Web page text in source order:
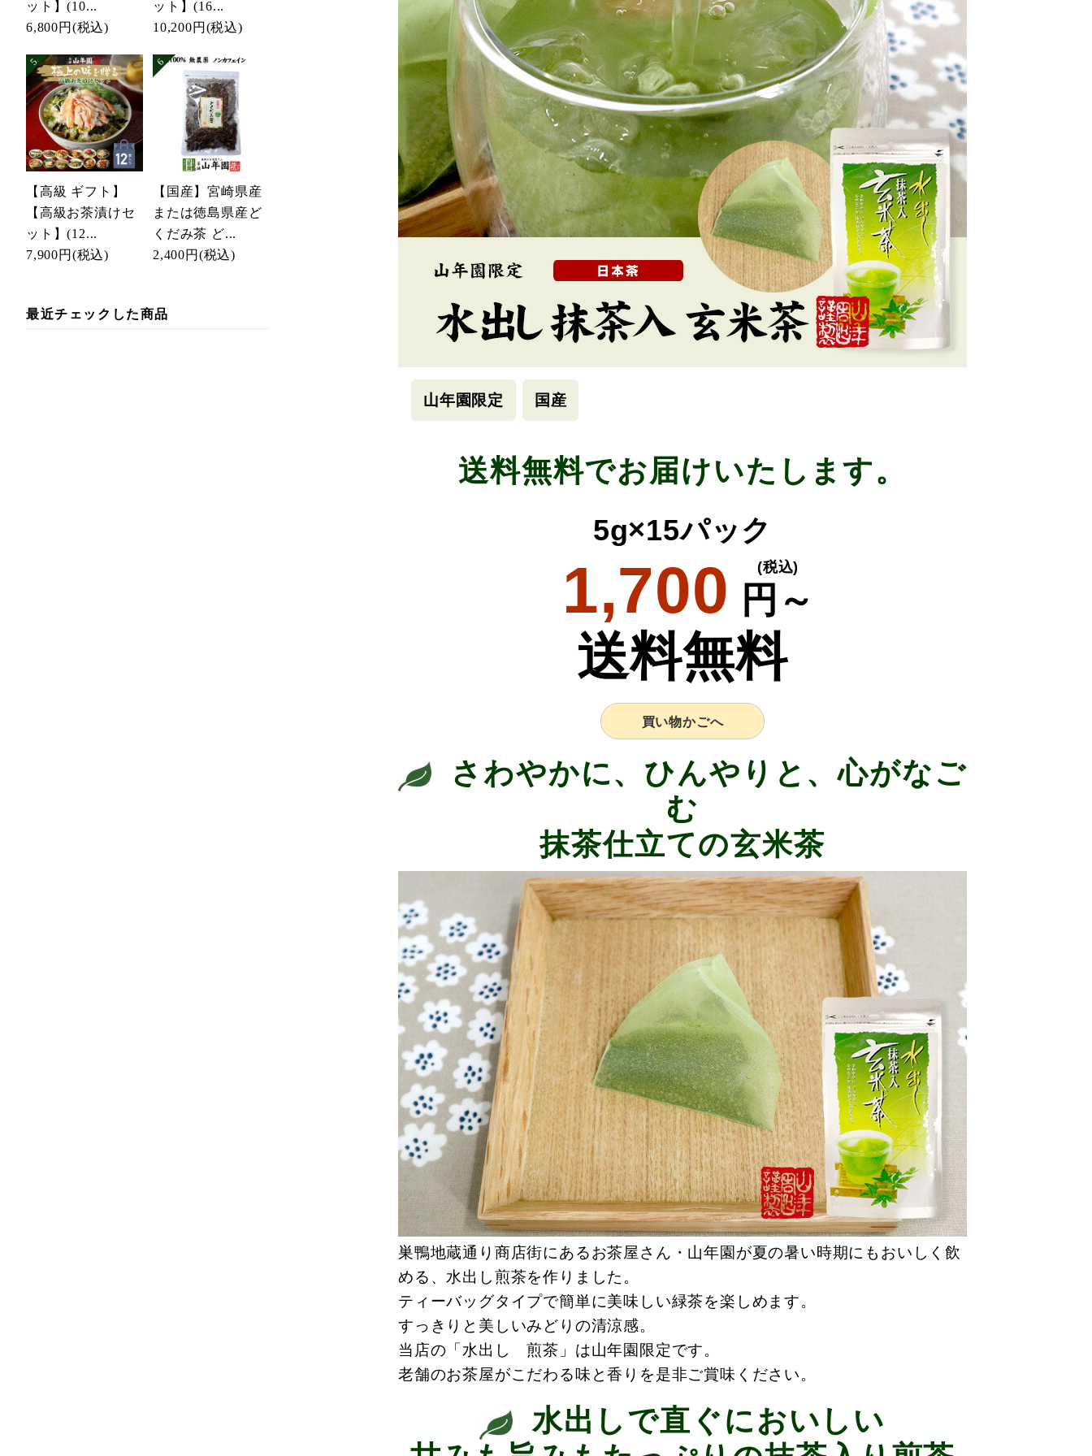
ット】(10...
6,800円 (税込)
ット】(16...
10,200円 (税込)
【高級 ギフト】
【高級お茶漬けセ
ット】(12...
7,900円 (税込)
【国産】宮崎県産
または徳島県産ど
くだみ茶 ど...
2,400円 (税込)
最近チェックした商品
山年園限定 国産
送料無料でお届けいたします。
5g×15パック
1,700 円～
(税込)
送料無料
買い物かごへ
さわやかに、ひんやりと、心がなご
む
抹茶仕立ての玄米茶
巣鴨地蔵通り商店街にあるお茶屋さん・山年園が夏の暑い時期にもおいしく飲
める、水出し煎茶を作りました。
ティーバッグタイプで簡単に美味しい緑茶を楽しめます。
すっきりと美しいみどりの清涼感。
当店の「水出し 煎茶」は山年園限定です。
老舗のお茶屋がこだわる味と香りを是非ご賞味ください。
水出しで直ぐにおいしい